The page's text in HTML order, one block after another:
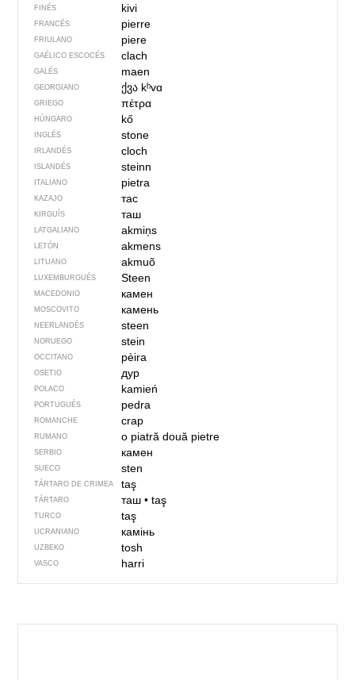
FINÉS kivi
FRANCÉS pierre
FRIULANO piere
GAÉLICO ESCOCÉS clach
GALÉS maen
GEORGIANO ქვა kʰvɑ
GRIEGO πέτρα
HÚNGARO kő
INGLÉS stone
IRLANDÉS cloch
ISLANDÉS steinn
ITALIANO pietra
KAZAJO тас
KIRGUÍS таш
LATGALIANO akmiņs
LETÓN akmens
LITUANO akmuõ
LUXEMBURGUÉS Steen
MACEDONIO камен
MOSCOVITO камень
NEERLANDÉS steen
NORUEGO stein
OCCITANO pèira
OSETIO дур
POLACO kamień
PORTUGUÉS pedra
ROMANCHE crap
RUMANO o piatrădouă pietre
SERBIO камен
SUECO sten
TÁRTARO DE CRIMEA taş
TÁRTARO таш• taş
TURCO taş
UCRANIANO камінь
UZBEKO tosh
VASCO harri